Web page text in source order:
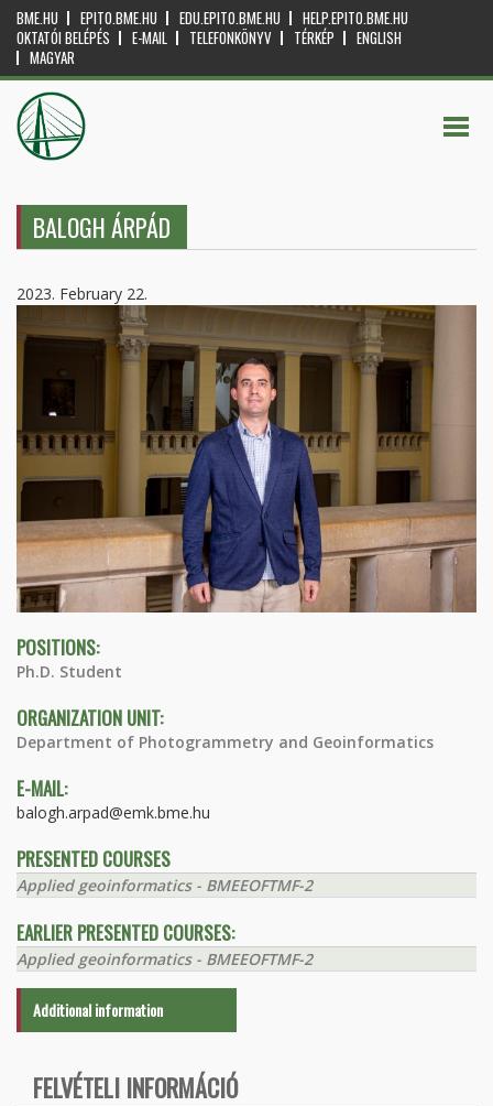
BME.HU EPITO.BME.HU EDU.EPITO.BME.HU
HELP.EPITO.BME.HU
OKTATÓI BELÉPÉS
E-MAIL TELEFONKÖNYV TÉRKÉP
ENGLISH
MAGYAR
BALOGH ÁRPÁD
2023. February 22.
POSITIONS:
Ph.D. Student
ORGANIZATION UNIT:
Department of Photogrammetry and Geoinformatics
E-MAIL:
balogh.arpad@emk.bme.hu
PRESENTED COURSES
Applied geoinformatics - BMEEOFTMF-2
EARLIER PRESENTED COURSES:
Applied geoinformatics - BMEEOFTMF-2
Additional information
FELVÉTELI INFORMÁCIÓ